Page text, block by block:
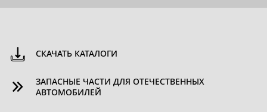
СКАЧАТЬ КАТАЛОГИ
ЗАПАСНЫЕ ЧАСТИ ДЛЯ ОТЕЧЕСТВЕННЫХ
АВТОМОБИЛЕЙ